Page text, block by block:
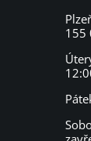
155